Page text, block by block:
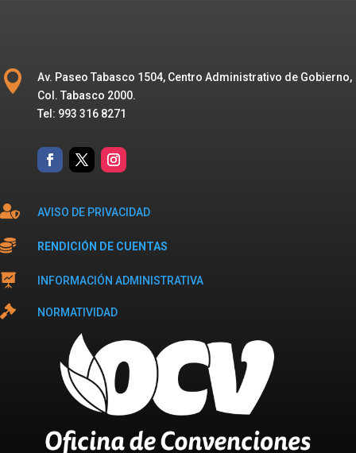

Av. Paseo Tabasco 1504, Centro Administrativo de Gobierno,
Col. Tabasco 2000.
Tel: 993 316 8271
 AVISO DE PRIVACIDAD
 RENDICIÓN DE CUENTAS
 INFORMACIÓN ADMINISTRATIVA
 NORMATIVIDAD